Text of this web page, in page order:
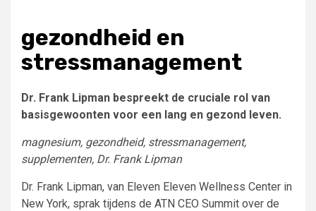
gezondheid en
stressmanagement
Dr. Frank Lipman bespreekt de cruciale rol van
basisgewoonten voor een lang en gezond leven.
magnesium, gezondheid, stressmanagement,
supplementen, Dr. Frank Lipman
Dr. Frank Lipman, van Eleven Eleven Wellness Center in
New York, sprak tijdens de ATN CEO Summit over de